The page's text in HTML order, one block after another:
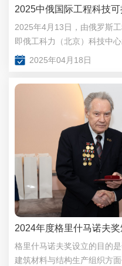
2025中俄国际工程科技
2025年4月13日，由俄罗斯
即俄工科力（北京）科技中
持续发展研讨会”在北京中国
2025年04月18日
2024年度格里什马诺夫
格里什马诺夫奖设立的目的
建筑材料与结构生产组织方